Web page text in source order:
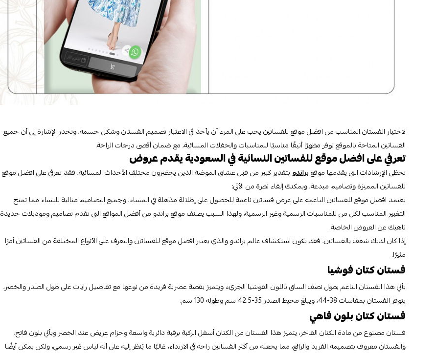
لاختيار الفستان المناسب من افضل موقع للفساتين يجب على المرء أن يأخذ في الاعتبار تصميم الفستان وشكل جسمه، وتجدر الإشارة إلى أن جميع
الفساتين المتاحة بالموقع توفر مظهرًا أنيقًا مناسبًا للمناسبات والحفلات المسائية، مع ضمان أقصى درجات الراحة.
تعرفي على افضل موقع للفساتين النسائية في السعودية يقدم عروض
تحظى الإرشادات التي يقدمها موقعبراندوبتقدير كبير من قبل عشاق الموضة الذين يحضرون مختلف الأحداث المسائية، فقد تعرفي على افضل موقع
للفساتين المميزة وتصاميم مبدعة، ويمكنك إلقاء نظرة من الأتي:
يعتمد افضل موقع للفساتين الناعمه على عرض فساتين ناعمة للحصول على إطلالة مذهلة في المساء، وجميع التصاميم مثالية للنساء مما تمنح
التغيير المناسب لكل من للمناسبات الرسمية وغير الرسمية، ولهذا السبب يصنف موقع براندو من أفضل المواقع التي تقدم تصاميم وموديلات جديدة
ناهيك عن العروض الخاصة.
إذا كان لديك شغف بالفساتين، فقد يكون استكشاف عالم براندو والذي يعتبر افضل موقع للفساتين والتعرف على الأنواع المختلفة من الفساتين أمرًا
مثيرًا.
فستان كتان فوشيا
يأتي هذا الفستان الناعم بطول نصف الساق باللون الفوشيا الجريء ويتميز بقصة عصرية فريدة من نوعها مع تفاصيل رايات على طول الصدر والخصر،
يتوفر الفستان بمقاسات 38-44، ويبلغ محيط الصدر 35-42.5 سم وطوله 130 سم.
فستان كتان بلون فاهي
فستان مصنوع من مادة الكتان الفاخر، يتميز هذا الفستان من الكتان أسفل الركبة برقبة دائرية واسعة وحزام عريض عند الخصر ويأتي بلون فاتح،
والفستان معروف بتصميمه الفريد والرائع، مما يجعله من أكثر الفساتين راحة في الارتداء، غالبًا ما يُنظر إليه على أنه لباس غير رسمي، ولكن يمكن أيضًا